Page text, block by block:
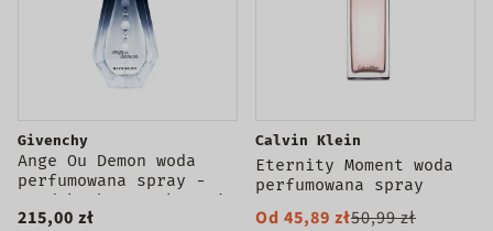
Givenchy
Ange Ou Demon woda
perfumowana spray -
produkt bez opakowania
215,00 zł
Calvin Klein
Eternity Moment woda
perfumowana spray
Od 45,89 zł50,99 zł